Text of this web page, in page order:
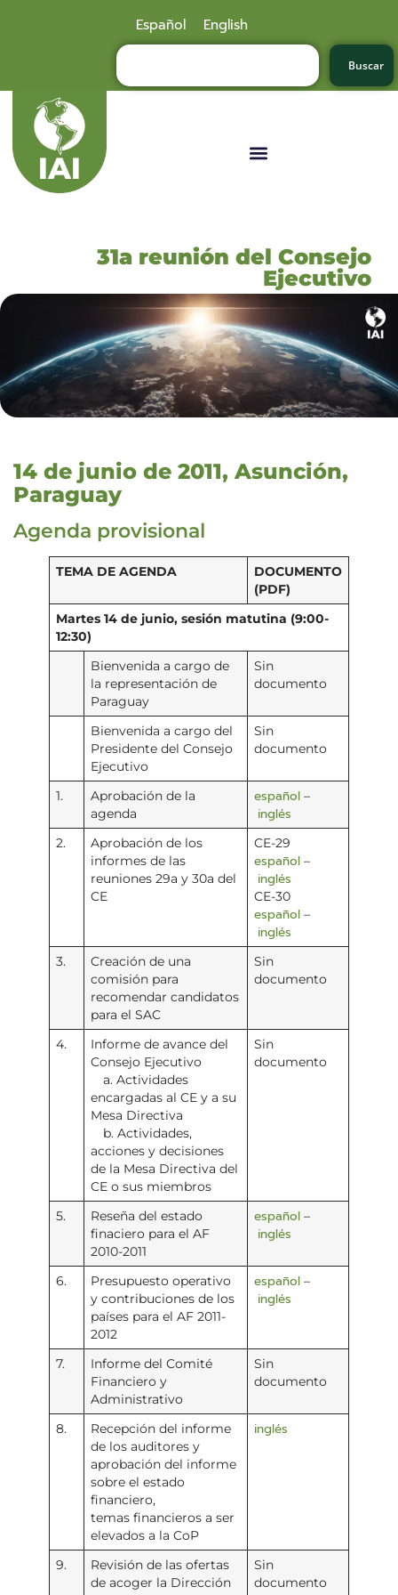
Español English
Buscar
31a reunión del Consejo
Ejecutivo
14 de junio de 2011, Asunción,
Paraguay
Agenda provisional
TEMA DE AGENDA
DOCUMENTO
(PDF)
Martes 14 de junio, sesión matutina (9:00-
12:30)
Bienvenida a cargo de
la representación de
Paraguay
Sin
documento
Bienvenida a cargo del
Presidente del Consejo
Ejecutivo
Sin
documento
1.
Aprobación de la
agenda
español–
inglés
2.
Aprobación de los
informes de las
reuniones 29a y 30a del
CE
CE-29
español–
inglés
CE-30
español–
inglés
3.
Creación de una
comisión para
recomendar candidatos
para el SAC
Sin
documento
4.
Informe de avance del
Consejo Ejecutivo
a. Actividades
encargadas al CE y a su
Mesa Directiva
b. Actividades,
acciones y decisiones
de la Mesa Directiva del
CE o sus miembros
Sin
documento
5.
Reseña del estado
finaciero para el AF
2010-2011
español–
inglés
6.
Presupuesto operativo
y contribuciones de los
países para el AF 2011-
2012
español–
inglés
7.
Informe del Comité
Financiero y
Administrativo
Sin
documento
8.
Recepción del informe
de los auditores y
aprobación del informe
sobre el estado
financiero,
temas financieros a ser
elevados a la CoP
inglés
9.
Revisión de las ofertas
de acoger la Dirección
Sin
documento